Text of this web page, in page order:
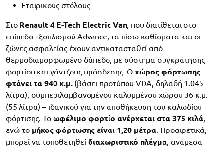
Εταιρικούς στόλους
Στο Renault 4 E-Tech Electric Van , που διατίθεται στο
επίπεδο εξοπλισμού Advance, τα πίσω καθίσματα και οι
ζώνες ασφαλείας έχουν αντικατασταθεί από
θερμοδιαμορφωμένο δάπεδο, με σύστημα συγκράτησης
φορτίου και γάντζους πρόσδεσης. Ο χώρος φόρτωσης
φτάνει τα 940 κ.μ. (βάσει προτύπου VDA, δηλαδή 1.045
λίτρα), συμπεριλαμβανομένου καλυμμένου χώρου 36 κ.μ.
(55 λίτρα) – ιδανικού για την αποθήκευση του καλωδίου
φόρτισης. Το ωφέλιμο φορτίο ανέρχεται στα 375 κιλά
ενώ το μήκος φόρτωσης είναι 1,20 μέτρα . Προαιρετικά,
μπορεί να τοποθετηθεί διαχωριστικό πλέγμα , ανάμεσα